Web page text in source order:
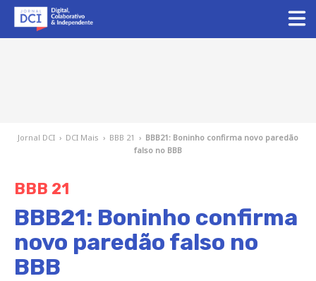
Jornal DCI › DCI Mais › BBB 21 › BBB21: Boninho confirma novo paredão
falso no BBB
BBB 21
BBB21: Boninho confirma
novo paredão falso no
BBB